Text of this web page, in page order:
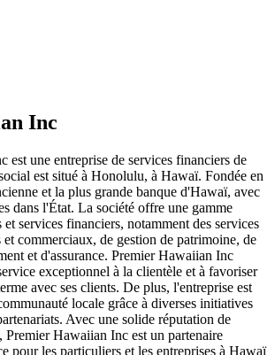
Inc
est une entreprise de services financiers de
est situé à Honolulu, à Hawaï. Fondée en
et la plus grande banque d'Hawaï, avec
dans l'État. La société offre une gamme
services financiers, notamment des services
et commerciaux, de gestion de patrimoine, de
et d'assurance. Premier Hawaiian Inc
exceptionnel à la clientèle et à favoriser
avec ses clients. De plus, l'entreprise est
locale grâce à diverses initiatives
Avec une solide réputation de
Hawaiian Inc est un partenaire
pour les particuliers et les entreprises à Hawaï